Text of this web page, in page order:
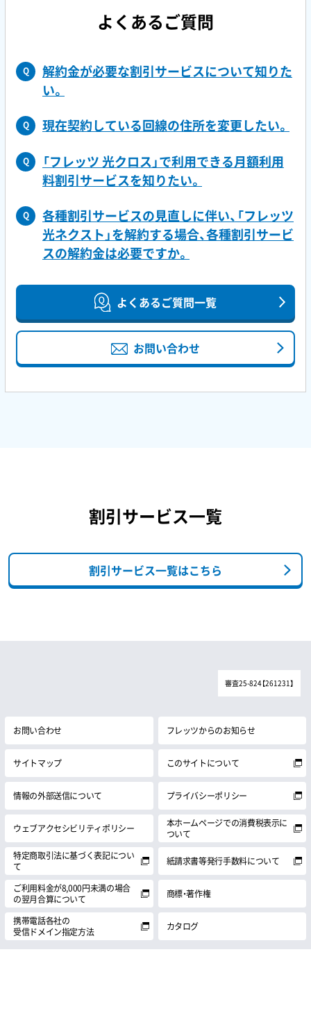
よくあるご質問
Q
解約金が必要な割引サービスについて知りた
い。
Q 現在契約している回線の住所を変更したい。
Q
「フレッツ 光クロス」で利用できる月額利用
料割引サービスを知りたい。
Q
各種割引サービスの見直しに伴い、「フレッツ
光ネクスト」を解約する場合、各種割引サービ
スの解約金は必要ですか。
よくあるご質問一覧
お問い合わせ
割引サービス一覧
割引サービス一覧はこちら
審査25-824【261231】
お問い合わせ フレッツからのお知らせ
サイトマップ このサイトについて
情報の外部送信について プライバシーポリシー
ウェブアクセシビリティポリシー
本ホームページでの消費税表示に
ついて
特定商取引法に基づく表記につい
て
紙請求書等発行手数料について
ご利用料金が8,000円未満の場合
の翌月合算について
商標・著作権
携帯電話各社の
受信ドメイン指定方法
カタログ